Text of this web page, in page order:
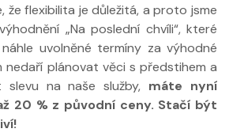
že flexibilita je důležitá, a proto jsme
„Na poslední chvíli“, které
uvolněné termíny za výhodné
nedaří plánovat věci s předstihem a
na naše služby, máte nyní
20 % z původní ceny. Stačí být